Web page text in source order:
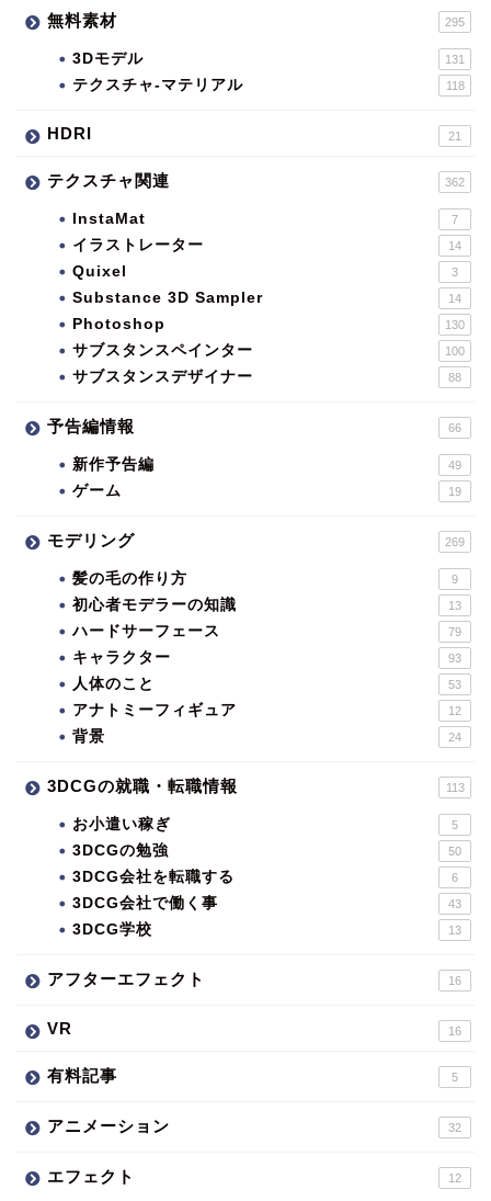
無料素材 295
3Dモデル 131
テクスチャ-マテリアル 118
HDRI 21
テクスチャ関連 362
InstaMat 7
イラストレーター 14
Quixel 3
Substance 3D Sampler 14
Photoshop 130
サブスタンスペインター 100
サブスタンスデザイナー 88
予告編情報 66
新作予告編 49
ゲーム 19
モデリング 269
髪の毛の作り方 9
初心者モデラーの知識 13
ハードサーフェース 79
キャラクター 93
人体のこと 53
アナトミーフィギュア 12
背景 24
3DCGの就職・転職情報 113
お小遣い稼ぎ 5
3DCGの勉強 50
3DCG会社を転職する 6
3DCG会社で働く事 43
3DCG学校 13
アフターエフェクト 16
VR 16
有料記事 5
アニメーション 32
エフェクト 12